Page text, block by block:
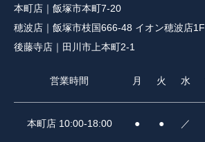
本町店｜飯塚市本町7-20
穂波店｜飯塚市枝国666-48 イオン穂波店1F
後藤寺店｜田川市上本町2-1
営業時間 月 火 水
本町店 10:00-18:00 ● ● ／